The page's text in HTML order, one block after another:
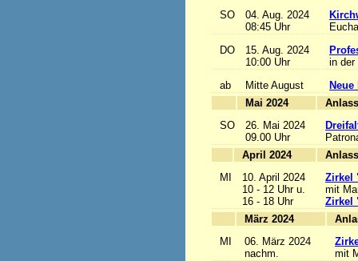
SO
04. Aug. 2024
08:45 Uhr
DO
15. Aug. 2024
10:00 Uhr
in der
ab
Mitte August
Mai 2024
SO
26. Mai 2024
09.00 Uhr
April 2024
MI
10. April 2024
10 - 12 Uhr u.
16 - 18 Uhr
Zirkel
mit
Zirkel
März 2024
MI
06. März 2024
nachm.
mit